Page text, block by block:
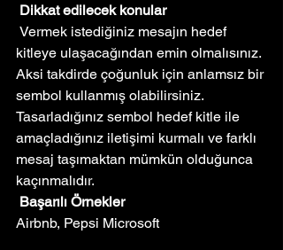
Dikkat edilecek konular
kitleye ulaşacağından emin olmalısınız.
Aksi takdirde çoğunluk için anlamsız bir
sembol kullanmış olabilirsiniz.
Tasarladığınız sembol hedef kitle ile
amaçladığınız iletişimi kurmalı ve farklı
mesaj taşımaktan mümkün olduğunca
kaçınmalıdır.
Başarılı Örnekler
Airbnb, Pepsi Microsoft